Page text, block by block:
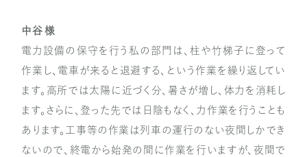
中谷 様
電力設備の保守を行う私の部門は、柱や竹梯子に登って
作業し、電車が来ると退避する、という作業を繰り返してい
ます。高所では太陽に近づく分、暑さが増し、体力を消耗し
ます。さらに、登った先では日陰もなく、力作業を行うことも
あります。工事等の作業は列車の運行のない夜間しかでき
ないので、終電から始発の間に作業を行いますが、夜間で